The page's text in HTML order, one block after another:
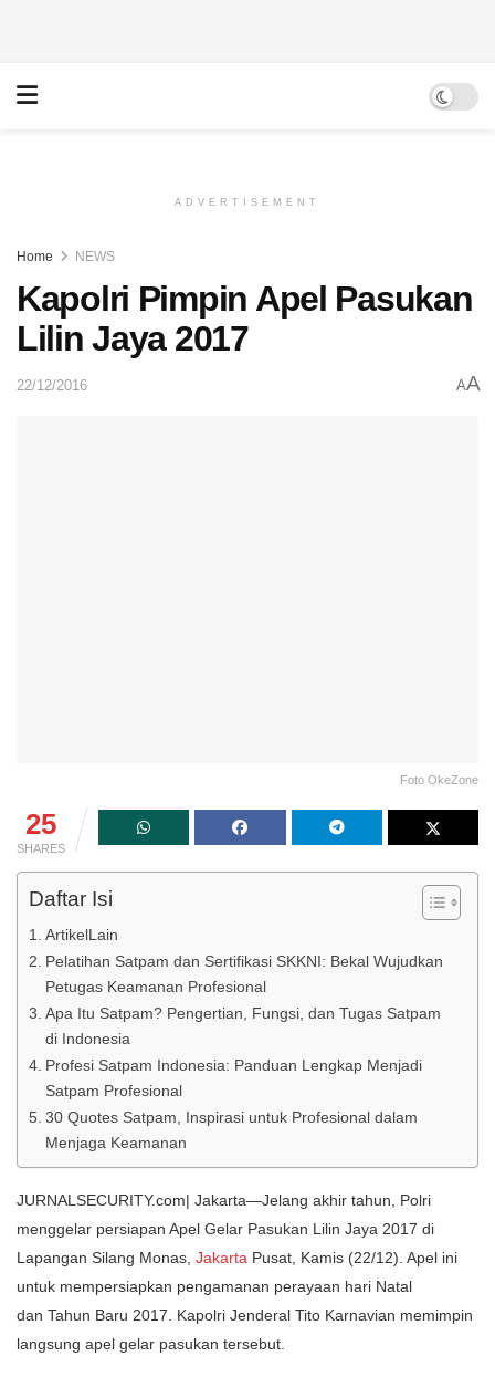
ADVERTISEMENT
Home NEWS
Kapolri Pimpin Apel Pasukan
Lilin Jaya 2017
22/12/2016 AA
Foto OkeZone
25
SHARES
Daftar Isi
ArtikelLain
Pelatihan Satpam dan Sertifikasi SKKNI: Bekal Wujudkan
Petugas Keamanan Profesional
Apa Itu Satpam? Pengertian, Fungsi, dan Tugas Satpam
di Indonesia
Profesi Satpam Indonesia: Panduan Lengkap Menjadi
Satpam Profesional
30 Quotes Satpam, Inspirasi untuk Profesional dalam
Menjaga Keamanan
JURNALSECURITY.com| Jakarta—Jelang akhir tahun, Polri
menggelar persiapan Apel Gelar Pasukan Lilin Jaya 2017 di
Lapangan Silang Monas, Jakarta Pusat, Kamis (22/12). Apel ini
untuk mempersiapkan pengamanan perayaan hari Natal
dan Tahun Baru 2017. Kapolri Jenderal Tito Karnavian memimpin
langsung apel gelar pasukan tersebut.